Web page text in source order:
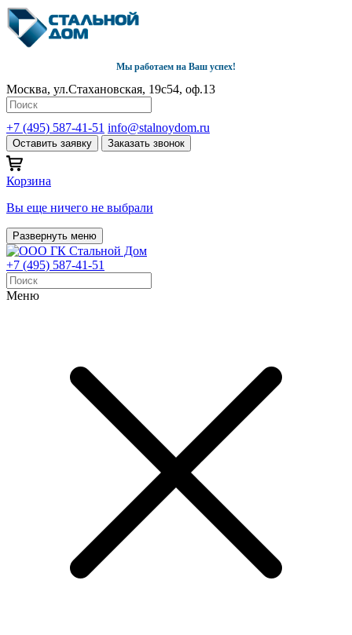
Мы работаем на Ваш успех!
Москва, ул.Стахановская, 19с54, оф.13
+7 (495) 587-41-51 info@stalnoydom.ru
Оставить заявку Заказать звонок
Корзина
Вы еще ничего не выбрали
Развернуть меню
+7 (495) 587-41-51
Меню